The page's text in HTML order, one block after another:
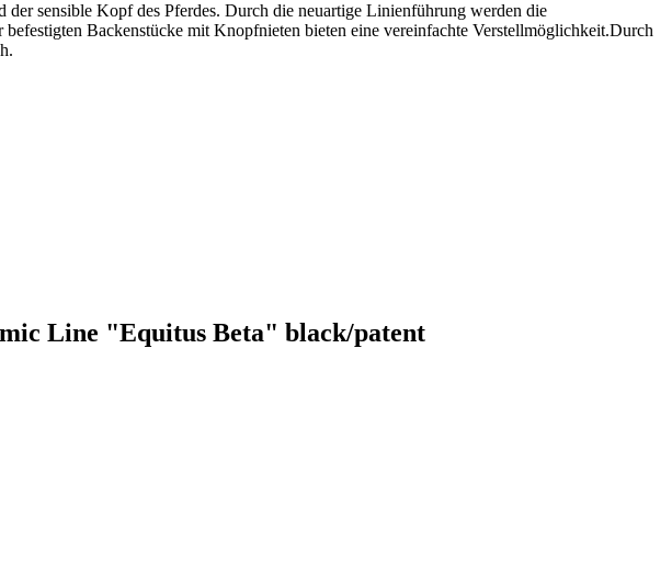
sensible Kopf des Pferdes. Durch die neuartige Linienführung werden die
Backenstücke mit Knopfnieten bieten eine vereinfachte Verstellmöglichkeit.Durch
Line "Equitus Beta" black/patent